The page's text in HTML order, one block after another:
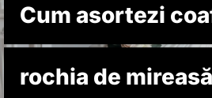
Cum asortezi
rochia de